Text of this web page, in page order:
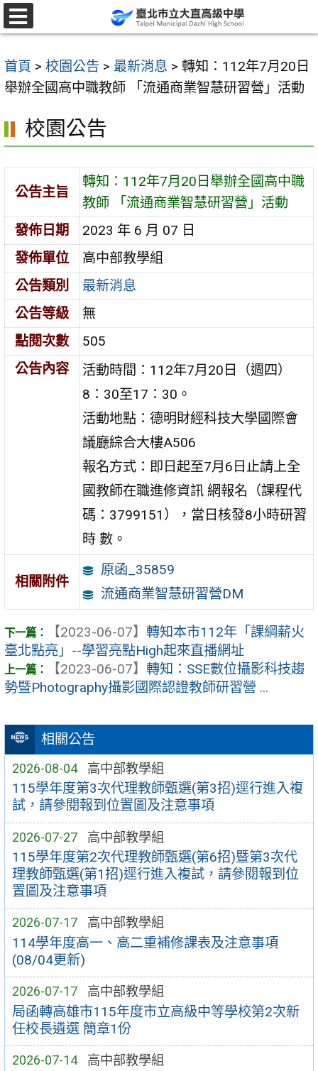
跳
至
要
內
區
首頁 > 校園公告 > 最新消息 > 轉知：112年7月20日
舉辦全國高中職教師 「流通商業智慧研習營」活動
相關公告
2026-08-04 高中部教學組
115學年度第3次代理教師甄選(第3招)逕行進入複
試，請參閱報到位置圖及注意事項
2026-07-27 高中部教學組
115學年度第2次代理教師甄選(第6招)暨第3次代
理教師甄選(第1招)逕行進入複試，請參閱報到位
置圖及注意事項
2026-07-17 高中部教學組
114學年度高一、高二重補修課表及注意事項
(08/04更新)
2026-07-17 高中部教學組
局函轉高雄市115年度市立高級中等學校第2次新
任校長遴選 簡章1份
2026-07-14 高中部教學組
校園公告
公告主旨
轉知：112年7月20日舉辦全國高中職
教師 「流通商業智慧研習營」活動
發佈日期
2023 年 6 月 07 日
發佈單位
高中部教學組
公告類別
最新消息
公告等級
無
點閱次數
505
公告內容
活動時間：112年7月20日（週四）
8：30至17：30。
活動地點：德明財經科技大學國際會
議廳綜合大樓A506
報名方式：即日起至7月6日止請上全
國教師在職進修資訊 網報名（課程代
碼：3799151），當日核發8小時研習
時 數。
相關附件
原函_35859
流通商業智慧研習營DM
【2023-06-07】 轉知本市112年「課綱薪火
臺北點亮」--學習亮點High起來直播網址
【2023-06-07】 轉知：SSE數位攝影科技趨
勢暨Photography攝影國際認證教師研習營 ...
選
單